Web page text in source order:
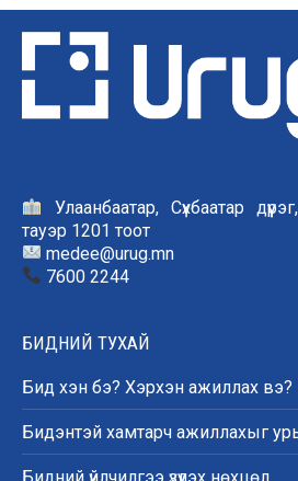
Улаанбаатар, Сүхбаатар
тауэр 1201 тоот
medee@urug.mn
7600 2244
БИДНИЙ ТУХАЙ
Бид хэн бэ? Хэрхэн ажиллах вэ?
Бидэнтэй хамтарч ажиллахыг